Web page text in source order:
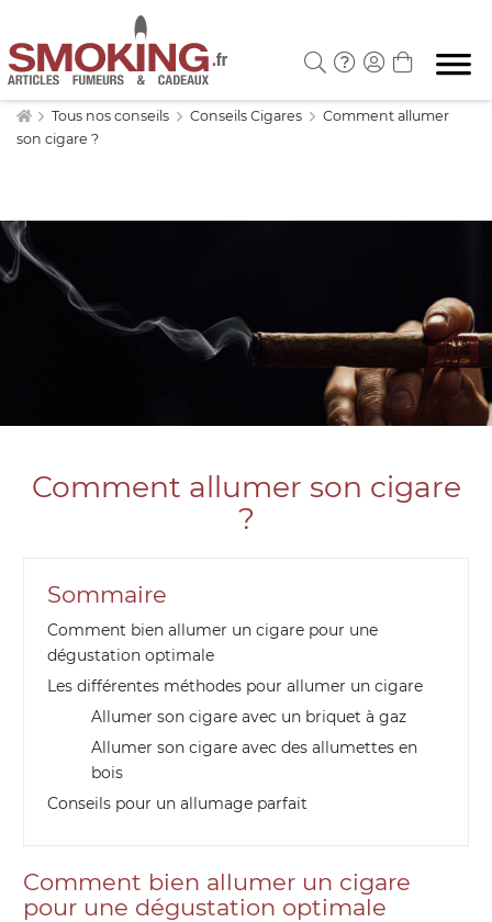
Tous nos conseils Conseils Cigares
Comment allumer
son cigare ?
Comment allumer son cigare
?
Sommaire
Comment bien allumer un cigare pour une
dégustation optimale
Les différentes méthodes pour allumer un cigare
Allumer son cigare avec un briquet à gaz
Allumer son cigare avec des allumettes en
bois
Conseils pour un allumage parfait
Comment bien allumer un cigare
pour une dégustation optimale